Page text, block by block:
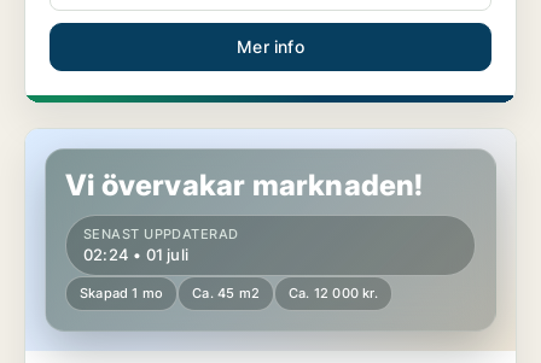
Mer info
Hus i Nacka, Saltsjö-Boo
Vi övervakar marknaden!
SENAST UPPDATERAD
02:24 • 01 juli
Skapad 1 mo Ca. 45 m2 Ca. 12 000 kr.